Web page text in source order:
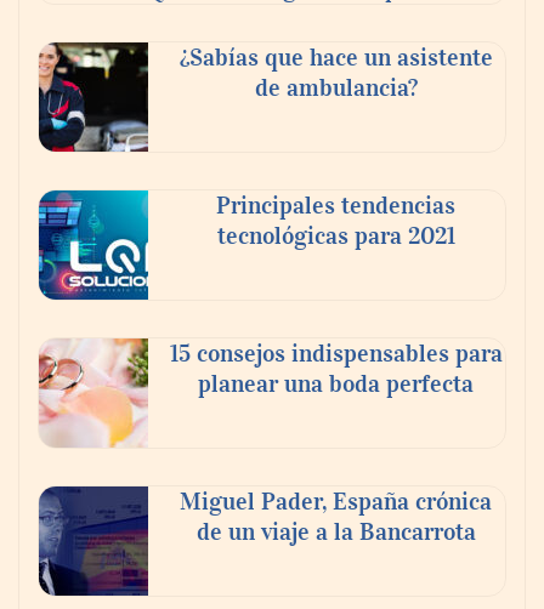
Beatbot: la solución ideal para que las
familias disfruten de un final de
temporada de piscina inmejorable
¿Sabías que hace un asistente
de ambulancia?
Principales tendencias
tecnológicas para 2021
15 consejos indispensables para
planear una boda perfecta
Miguel Pader, España crónica
de un viaje a la Bancarrota